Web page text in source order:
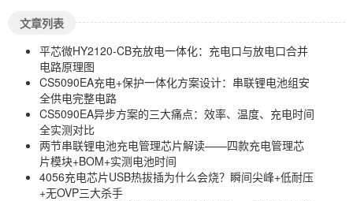
文章列表
平芯微HY2120-CB充放电一体化：充电口与放电口合并
电路原理图
CS5090EA充电+保护一体化方案设计：串联锂电池组安
全供电完整电路
CS5090EA异步方案的三大痛点：效率、温度、充电时间
全实测对比
两节串联锂电池充电管理芯片解读——四款充电管理芯
片模块+BOM+实测电池时间
4056充电芯片USB热拔插为什么会烧？瞬间尖峰+低耐压
+无OVP三大杀手